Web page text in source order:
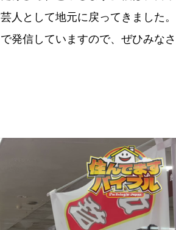
人として地元に戻ってきました。
発信していますので、ぜひみなさ